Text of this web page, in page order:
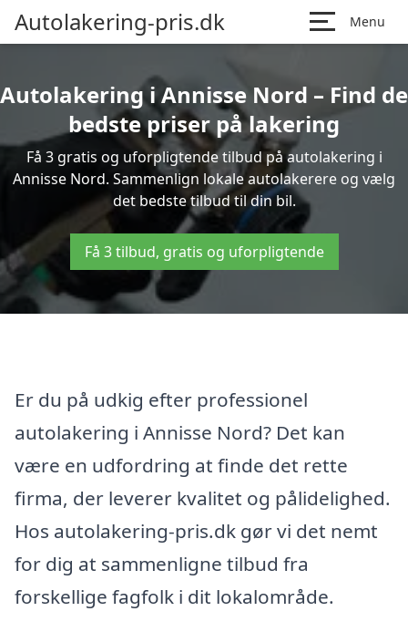
Autolakering-pris.dk Menu
Autolakering i Annisse Nord – Find de
bedste priser på lakering
Få 3 gratis og uforpligtende tilbud på autolakering i
Annisse Nord. Sammenlign lokale autolakerere og vælg
det bedste tilbud til din bil.
Få 3 tilbud, gratis og uforpligtende
Er du på udkig efter professionel
autolakering i Annisse Nord? Det kan
være en udfordring at finde det rette
firma, der leverer kvalitet og pålidelighed.
Hos autolakering-pris.dk gør vi det nemt
for dig at sammenligne tilbud fra
forskellige fagfolk i dit lokalområde.